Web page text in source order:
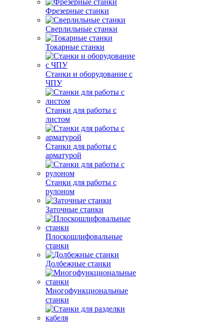
Фрезерные станки
Сверлильные станки
Токарные станки
Станки и оборудование с
ЧПУ
Станки для работы с
листом
Станки для работы с
арматурой
Станки для работы с
рулоном
Заточные станки
Плоскошлифовальные
станки
Долбежные станки
Многофункциональные
станки